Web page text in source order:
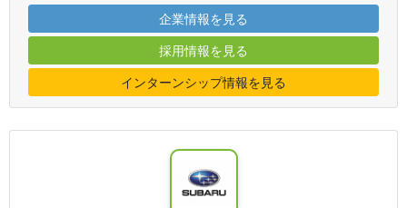
企業情報を見る
採用情報を見る
インターンシップ情報を見る